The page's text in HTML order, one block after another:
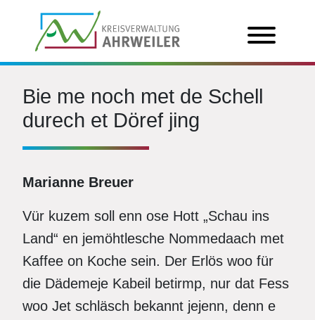
Bie me noch met de Schell
durech et Döref jing
Marianne Breuer
Vür kuzem soll enn ose Hott „Schau ins
Land“ en jemöhtlesche Nommedaach met
Kaffee on Koche sein. Der Erlös woo für
die Dädemeje Kabeil betirmp, nur dat Fess
woo Jet schläsch bekannt jejenn, denn e